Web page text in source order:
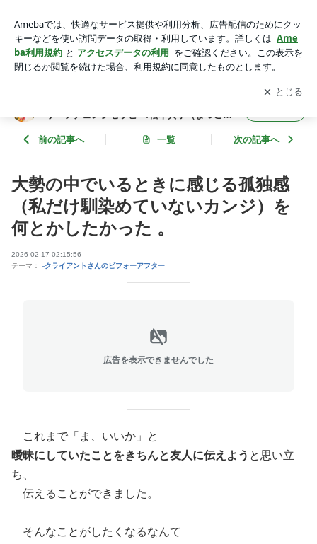
ンジ）を何とかしたかった 。 | アダルトチルドレンがで半年で
5人結婚したビリーフチェンジセラピー/松本典子（まつこ）/
星読み/タロット
アプリをダウンロードして ブログの更新通知
を受け取りまし
ょう。
開く
リーフチェンジセラピー/松本典子（まつこ）/
前の記事へ 一覧 次の記事へ
大勢の中でいるときに感じる孤独感
（私だけ馴染めていないカンジ）を
何とかしたかった 。
2026-02-17 02:15:56
テーマ：
├クライアントさんのビフォーアフター
広告を表示できませんでした
これまで「ま、いいか」と
曖昧にしていたことをきちんと友人に伝えよう と思い立
ち、
伝えることができました。
そんなことがしたくなるなんて